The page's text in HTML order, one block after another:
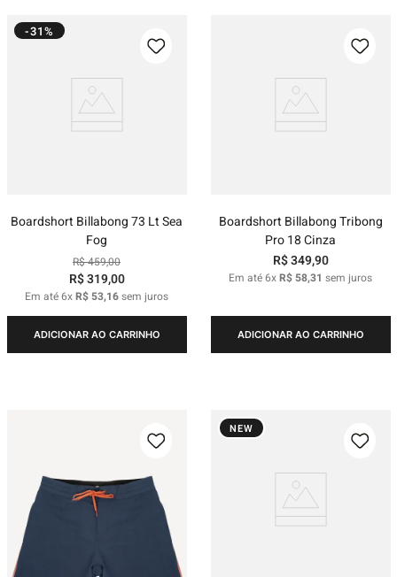
-31%
Boardshort Billabong 73 Lt Sea
Fog
R$459,00
R$319,00
Em até6xR$ 53,16sem juros
ADICIONAR AO CARRINHO
Boardshort Billabong Tribong
Pro 18 Cinza
R$349,90
Em até6xR$ 58,31 sem juros
ADICIONAR AO CARRINHO
NEW